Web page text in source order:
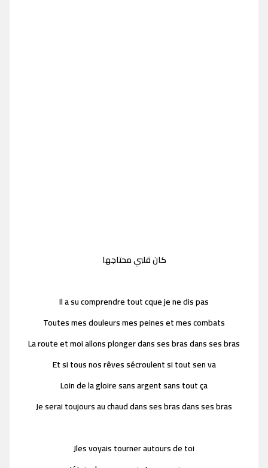
كان قلبي محتاجها
Il a su comprendre tout cque je ne dis pas
Toutes mes douleurs mes peines et mes combats
La route et moi allons plonger dans ses bras dans ses bras
Et si tous nos rêves sécroulent si tout sen va
Loin de la gloire sans argent sans tout ça
Je serai toujours au chaud dans ses bras dans ses bras
Jles voyais tourner autours de toi